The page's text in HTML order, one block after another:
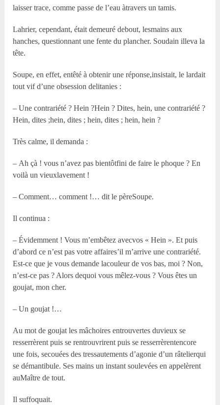
laisser trace, comme passe de l’eau àtravers un tamis.
Lahrier, cependant, était demeuré debout, lesmains aux
hanches, questionnant une fente du plancher. Soudain illeva la
tête.
Soupe, en effet, entêté à obtenir une réponse,insistait, le lardait
tout vif d’une obsession delitanies :
– Une contrariété ? Hein ?Hein ? Dites, hein, une contrariété ?
Hein, dites ;hein, dites ; hein, dites ; hein, hein ?
Très calme, il demanda :
– Ah çà ! vous n’avez pas bientôtfini de faire le phoque ? En
voilà un vieuxlavement !
– Comment… comment !… dit le pèreSoupe.
Il continua :
– Évidemment ! Vous m’embêtez avecvos « Hein ». Et puis
d’abord ce n’est pas votre affaires’il m’arrive une contrariété.
Est-ce que je vous demande lacouleur de vos bas, moi ? Non,
n’est-ce pas ? Alors dequoi vous mêlez-vous ? Vous êtes un
goujat, mon cher.
– Un goujat !…
Au mot de goujat les mâchoires entrouvertes duvieux se
resserrèrent puis se rentrouvrirent puis se resserrèrentencore
une fois, secouées des tressautements d’agonie d’un râtelierqui
se démantibule. Ses mains un instant soulevées en appelèrent
auMaître de tout.
Il suffoquait.